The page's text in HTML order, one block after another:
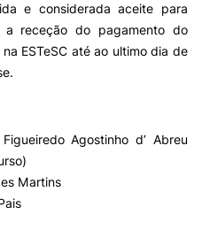
e considerada aceite para
receção do pagamento do
ESTeSC até ao ultimo dia de
Agostinho d’ Abreu
Martins